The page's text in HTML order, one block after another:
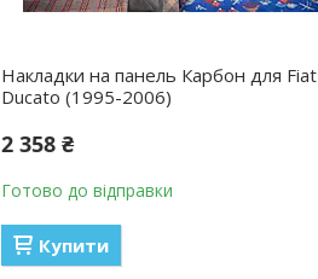
Накладки на панель Карбон для Fiat
Ducato (1995-2006)
2 358 ₴
Готово до відправки
Купити